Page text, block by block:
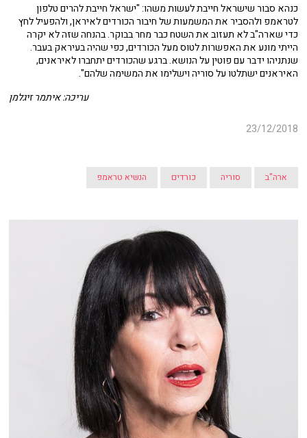
כנהא סבור שישראל חייבת לעשות משהו: "ישראל חייבת להרים טלפון
לטראמפ ולהסביר את המשמעות של חיבור הכורדים לאיראן, ולהפעיל לחץ
כדי שארה"ב לא תעזוב את השטח כבר מחר בבוקר. בהנחה שזה לא יקרה
הייתי מונע את האפשרות לטוס מעל הכורדים, כפי שהיה בעיראק בעבר.
שנתניהו ידבר עם פוטין על הנושא. ברגע שהכורדים יתחברו לאיראנים,
האיראנים ישתלטו על סוריה וישלימו את המשימה שלהם".
עריכה: איתמר זיגלמן
23/12/2018
ארה"ב סוריה כורדים הנשיא טראמפ